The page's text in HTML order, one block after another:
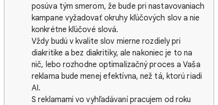
posúva tým smerom, že bude pri nastavovaniach
kampane vyžadovať okruhy kľúčových slov a nie
konkrétne kľúčové slová.
Vždy budú v kvalite slov mierne rozdiely pri
diakritike a bez diakritiky, ale nakoniec je to na
nič, lebo rozhodne optimalizačný proces a Vaša
reklama bude menej efektívna, než tá, ktorú riadi
AI.
S reklamami vo vyhľadávaní pracujem od roku